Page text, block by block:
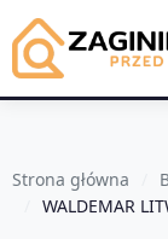
Strona główna
WALDEMAR